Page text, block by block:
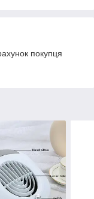
покупця